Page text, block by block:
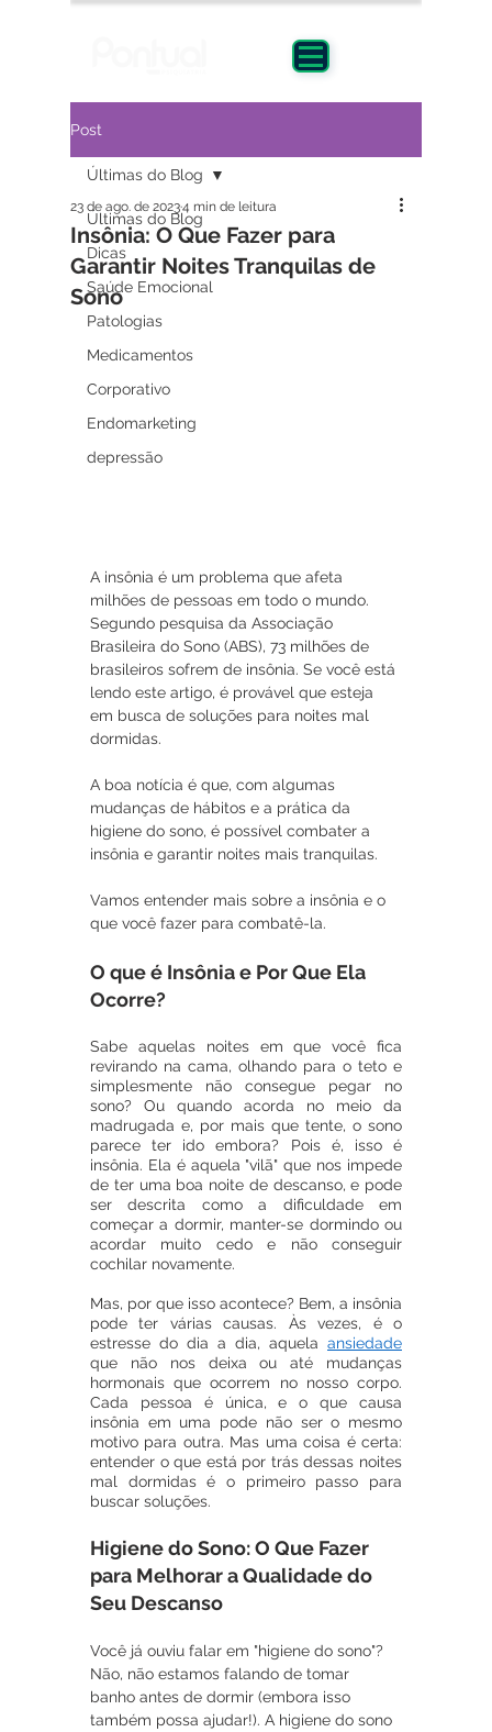
Post
Últimas do Blog
Dicas
Saúde Emocional
Patologias
Medicamentos
Corporativo
Endomarketing
depressão
Últimas do Blog
Insônia: O Que Fazer para
Garantir Noites Tranquilas de
Sono
23 de ago. de 20234 min de leitura
A insônia é um problema que afeta
milhões de pessoas em todo o mundo.
Segundo pesquisa da Associação
Brasileira do Sono (ABS), 73 milhões de
brasileiros sofrem de insônia. Se você está
lendo este artigo, é provável que esteja
em busca de soluções para noites mal
dormidas.
A boa notícia é que, com algumas
mudanças de hábitos e a prática da
higiene do sono, é possível combater a
insônia e garantir noites mais tranquilas.
Vamos entender mais sobre a insônia e o
que você fazer para combatê-la.
O que é Insônia e Por Que Ela
Ocorre?
Sabe aquelas noites em que você fica
revirando na cama, olhando para o teto e
simplesmente não consegue pegar no
sono? Ou quando acorda no meio da
madrugada e, por mais que tente, o sono
parece ter ido embora? Pois é, isso é
insônia. Ela é aquela "vilã" que nos impede
de ter uma boa noite de descanso, e pode
ser descrita como a dificuldade em
começar a dormir, manter-se dormindo ou
acordar muito cedo e não conseguir
cochilar novamente.
Mas, por que isso acontece? Bem, a insônia
pode ter várias causas. Às vezes, é o
estresse do dia a dia, aquela ansiedade
que não nos deixa ou até mudanças
hormonais que ocorrem no nosso corpo.
Cada pessoa é única, e o que causa
insônia em uma pode não ser o mesmo
motivo para outra. Mas uma coisa é certa:
entender o que está por trás dessas noites
mal dormidas é o primeiro passo para
buscar soluções.
Higiene do Sono: O Que Fazer
para Melhorar a Qualidade do
Seu Descanso
Você já ouviu falar em "higiene do sono"?
Não, não estamos falando de tomar
banho antes de dormir (embora isso
também possa ajudar!). A higiene do sono